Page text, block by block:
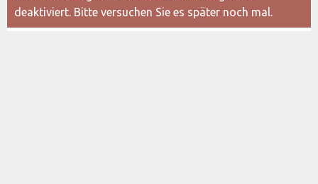
deaktiviert. Bitte versuchen Sie es später noch mal.